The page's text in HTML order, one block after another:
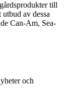
till
av dessa
Can-Am, Sea-
och